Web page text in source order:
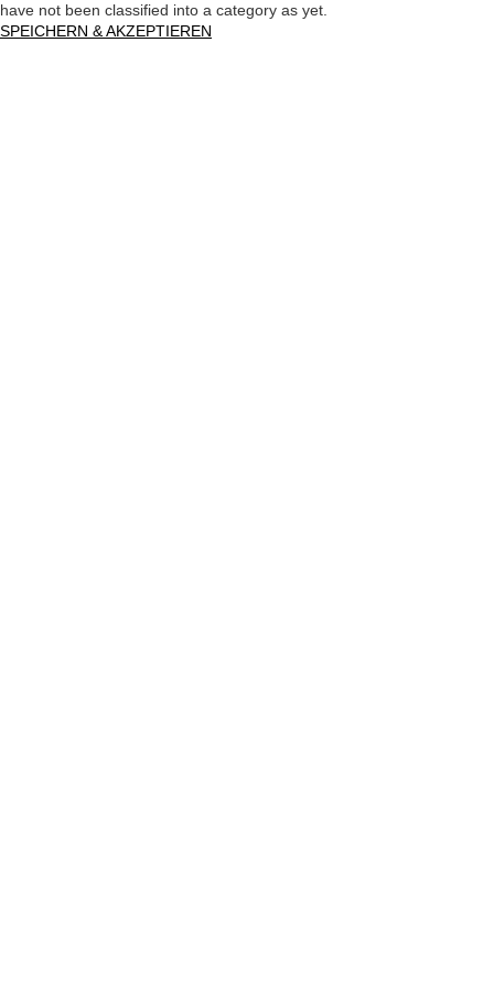
have not been classified into a category as yet.
SPEICHERN & AKZEPTIEREN